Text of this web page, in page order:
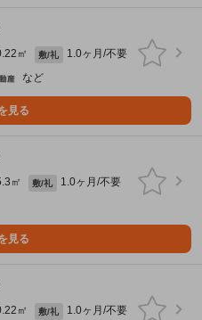
㎡ 敷/礼
1.0ヶ月/不要
など
見る
㎡ 敷/礼
1.0ヶ月/不要
見る
㎡ 敷/礼
1.0ヶ月/不要